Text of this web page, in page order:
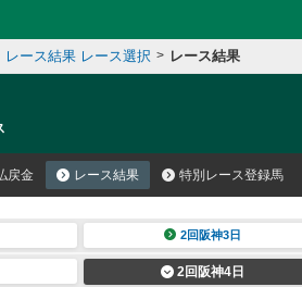
レース結果 レース選択 > レース結果
戻金 レース結果 特別レース登録馬
2回阪神3日
2回阪神4日